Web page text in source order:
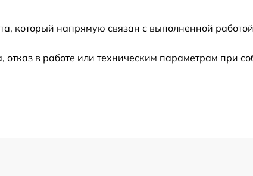
от 60 мин
от 60 мин
который напрямую связан с выполненной
в работе или техническим параметрам при